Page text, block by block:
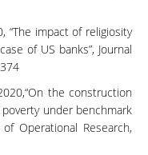
“The impact of religiosity
of US banks”, Journal
the construction
under benchmark
Operational Research,